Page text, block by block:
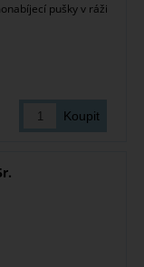
pušky v ráži